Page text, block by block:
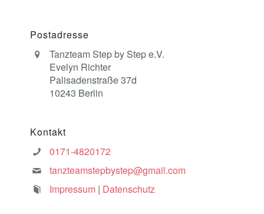
Postadresse
Tanzteam Step by Step e.V.
Evelyn Richter
Palisadenstraße 37d
10243 Berlin
Kontakt
0171-4820172
tanzteamstepbystep@gmail.com
Impressum | Datenschutz